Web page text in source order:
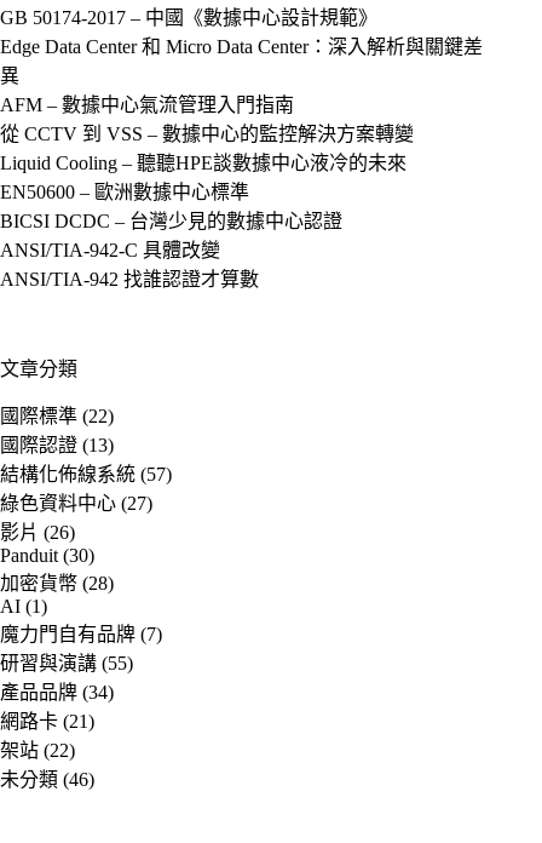
GB 50174-2017 – 中國《數據中心設計規範》
Edge Data Center 和 Micro Data Center：深入解析與關鍵差
異
AFM – 數據中心氣流管理入門指南
從 CCTV 到 VSS – 數據中心的監控解決方案轉變
Liquid Cooling – 聽聽HPE談數據中心液冷的未來
EN50600 – 歐洲數據中心標準
BICSI DCDC – 台灣少見的數據中心認證
ANSI/TIA-942-C 具體改變
ANSI/TIA-942 找誰認證才算數
文章分類
國際標準 (22)
國際認證 (13)
結構化佈線系統 (57)
綠色資料中心 (27)
影片 (26)
Panduit (30)
加密貨幣 (28)
AI (1)
魔力門自有品牌 (7)
研習與演講 (55)
產品品牌 (34)
網路卡 (21)
架站 (22)
未分類 (46)